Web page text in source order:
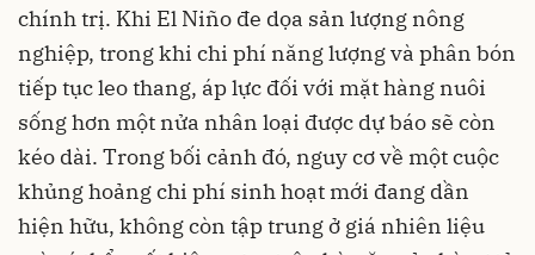
chính trị. Khi El Niño đe dọa sản lượng nông
nghiệp, trong khi chi phí năng lượng và phân bón
tiếp tục leo thang, áp lực đối với mặt hàng nuôi
sống hơn một nửa nhân loại được dự báo sẽ còn
kéo dài. Trong bối cảnh đó, nguy cơ về một cuộc
khủng hoảng chi phí sinh hoạt mới đang dần
hiện hữu, không còn tập trung ở giá nhiên liệu